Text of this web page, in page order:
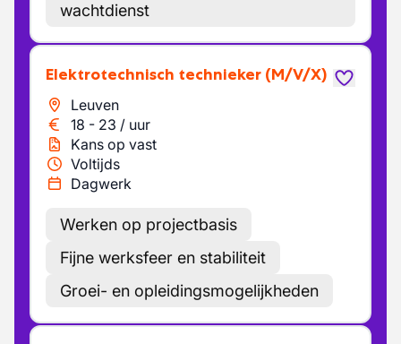
wachtdienst
Elektrotechnisch technieker (M/V/X)
Leuven
18 - 23 / uur
Kans op vast
Voltijds
Dagwerk
Werken op projectbasis
Fijne werksfeer en stabiliteit
Groei- en opleidingsmogelijkheden